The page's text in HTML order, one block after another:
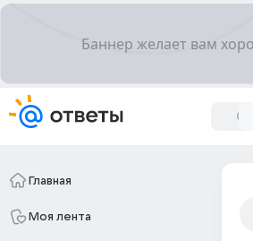
Главная
Моя лента